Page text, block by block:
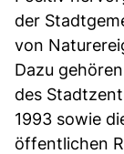
der
von
Dazu
des
1993 sowie
öffentlichen